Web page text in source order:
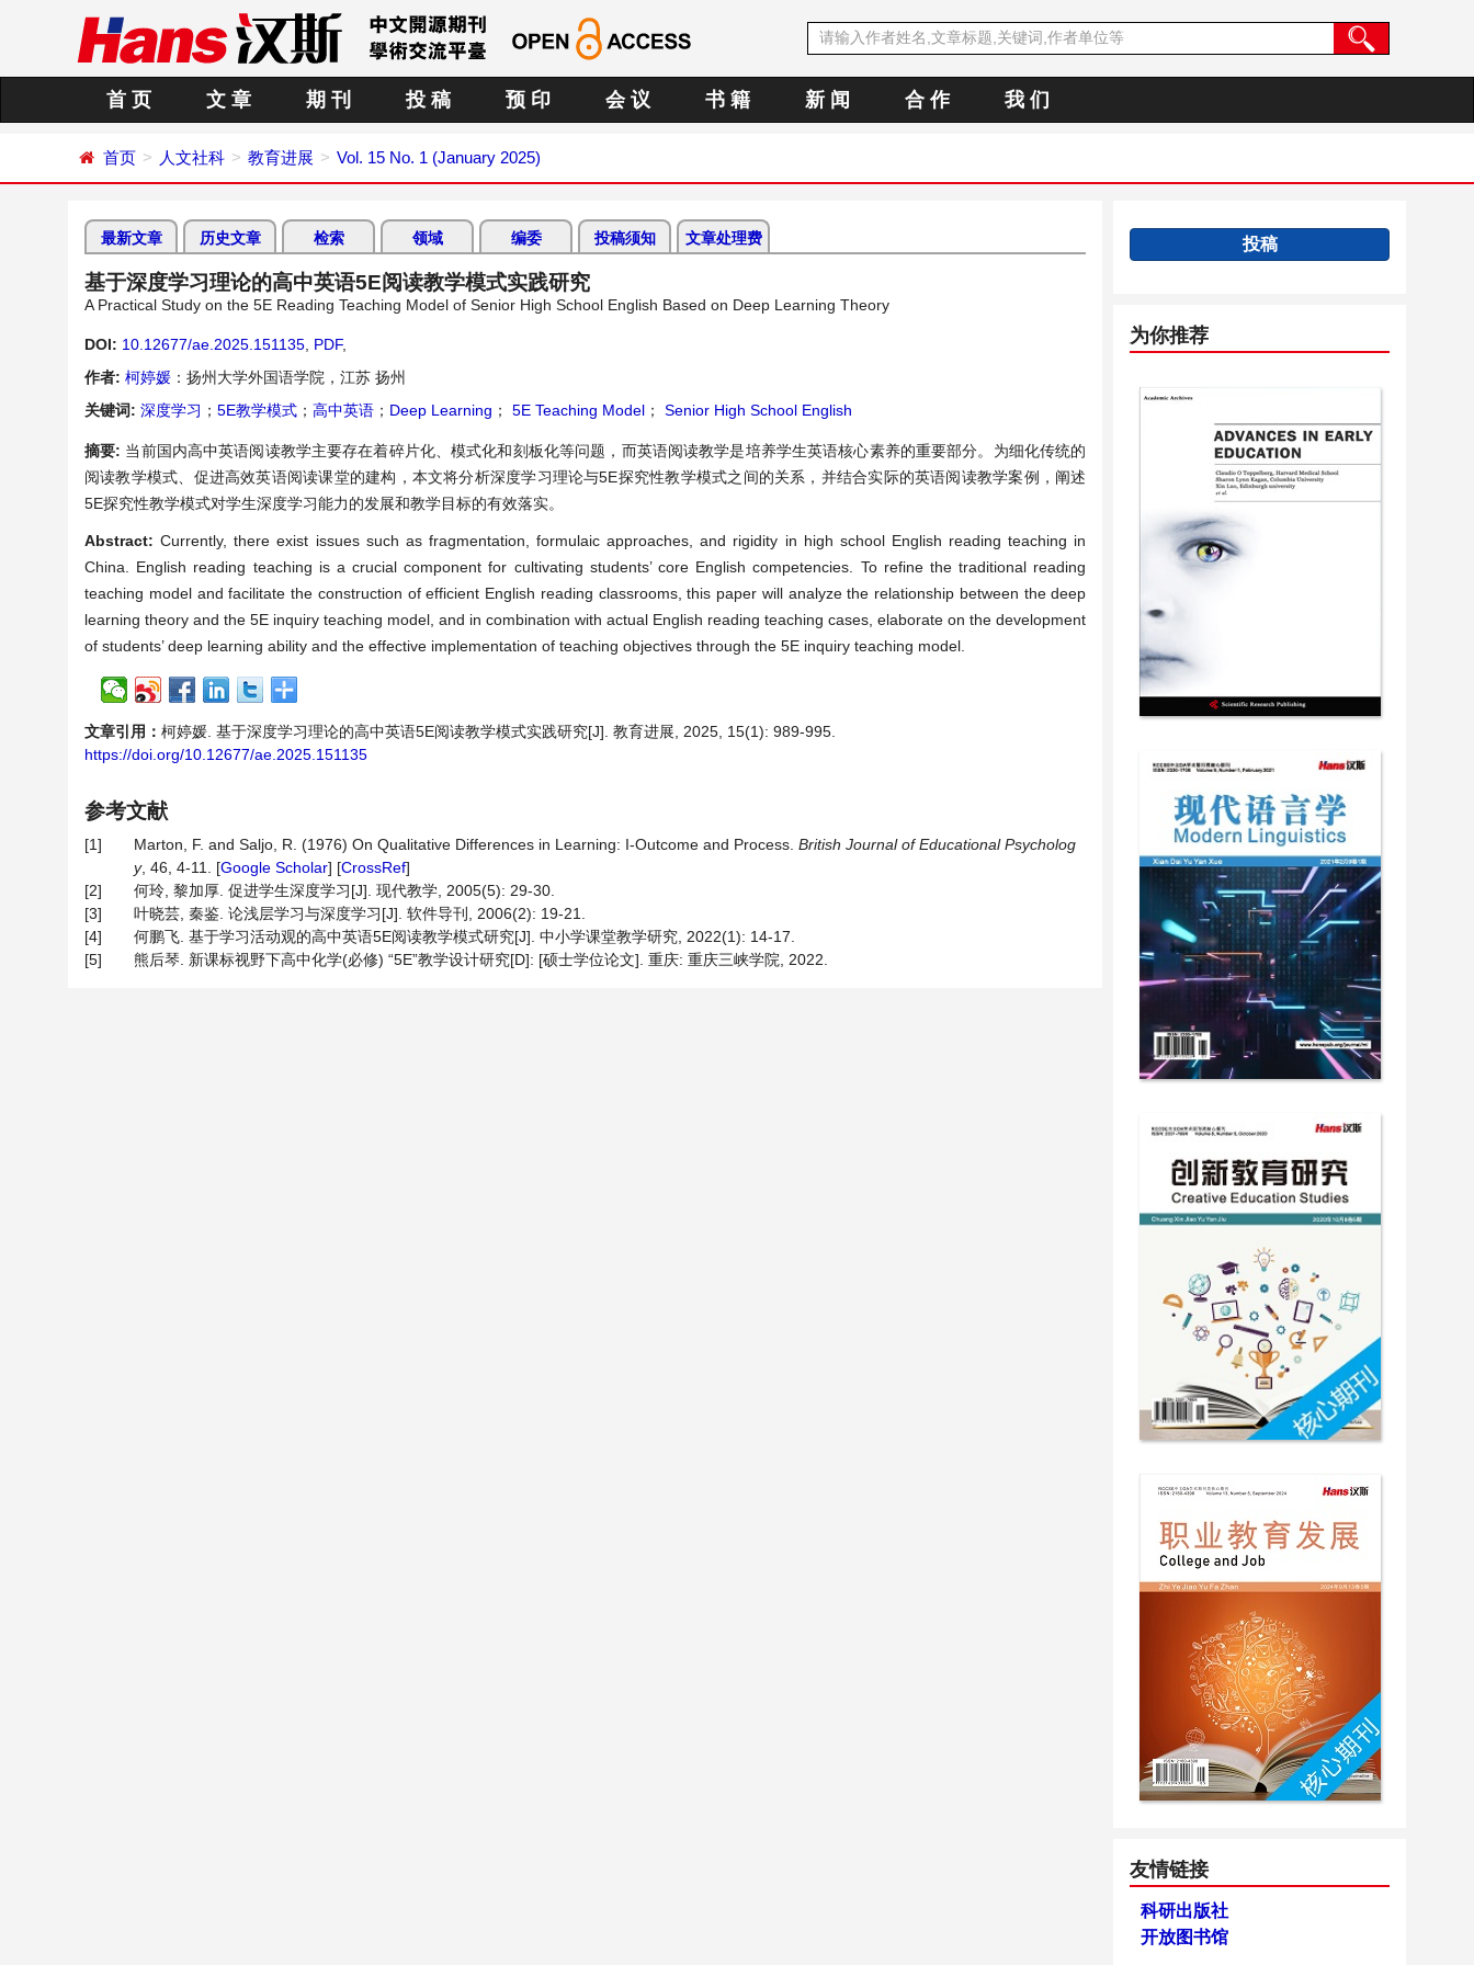
首 页 文 章 期 刊 投 稿 预 印 会 议 书 籍 新 闻 合 作 我 们
首页 人文社科 教育进展 Vol. 15 No. 1 (January 2025)
最新文章 历史文章 检索 领域 编委 投稿须知 文章处理费
基于深度学习理论的高中英语5E阅读教学模式实践研究
A Practical Study on the 5E Reading Teaching Model of Senior High School English Based on Deep Learning Theory
DOI: 10.12677/ae.2025.151135 PDF,
作者: 柯婷媛 ：扬州大学外国语学院，江苏 扬州
关键词: 深度学习 ； 5E教学模式 ； 高中英语 ； Deep Learning ； 5E Teaching Model ； Senior High School English
摘要: 当前国内高中英语阅读教学主要存在着碎片化、模式化和刻板化等问题，而英语阅读教学是培养学生英语核心素养的重要部分。为细化传统的
阅读教学模式、促进高效英语阅读课堂的建构，本文将分析深度学习理论与5E探究性教学模式之间的关系，并结合实际的英语阅读教学案例，阐述
5E探究性教学模式对学生深度学习能力的发展和教学目标的有效落实。
Abstract:Currently, there exist issues such as fragmentation, formulaic approaches, and rigidity in high school English reading teaching in
China. English reading teaching is a crucial component for cultivating students’ core English competencies. To refine the traditional reading
teaching model and facilitate the construction of efficient English reading classrooms, this paper will analyze the relationship between the deep
learning theory and the 5E inquiry teaching model, and in combination with actual English reading teaching cases, elaborate on the development
of students’ deep learning ability and the effective implementation of teaching objectives through the 5E inquiry teaching model.
文章引用： 柯婷媛. 基于深度学习理论的高中英语5E阅读教学模式实践研究[J]. 教育进展, 2025, 15(1): 989-995.
https://doi.org/10.12677/ae.2025.151135
参考文献
[1] Marton, F. and Saljo, R. (1976) On Qualitative Differences in Learning: I-Outcome and Process. British Journal of Educational Psycholog
y, 46, 4-11. [Google Scholar] [CrossRef]
[2]
何玲, 黎加厚. 促进学生深度学习[J]. 现代教学, 2005(5): 29-30.
[3]
叶晓芸, 秦鉴. 论浅层学习与深度学习[J]. 软件导刊, 2006(2): 19-21.
[4]
何鹏飞. 基于学习活动观的高中英语5E阅读教学模式研究[J]. 中小学课堂教学研究, 2022(1): 14-17.
[5]
熊后琴. 新课标视野下高中化学(必修) “5E”教学设计研究[D]: [硕士学位论文]. 重庆: 重庆三峡学院, 2022.
投稿
为你推荐
友情链接
科研出版社
开放图书馆